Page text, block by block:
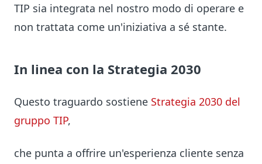
TIP sia integrata nel nostro modo di operare e
non trattata come un'iniziativa a sé stante.
In linea con la Strategia 2030
Questo traguardo sostiene Strategia 2030 del
gruppo TIP,
che punta a offrire un'esperienza cliente senza